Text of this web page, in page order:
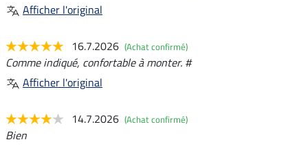
Afficher l'original
16.7.2026 (Achat confirmé)
Comme indiqué, confortable à monter. #
Afficher l'original
14.7.2026 (Achat confirmé)
Bien